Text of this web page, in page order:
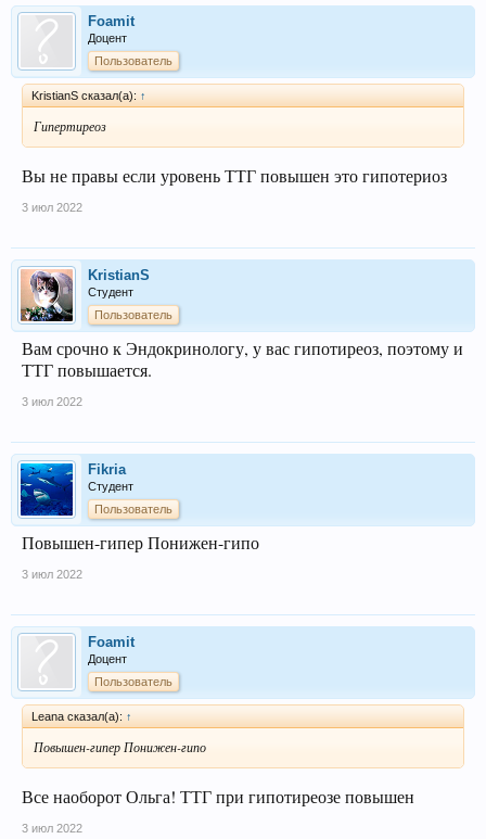
Foamit
Доцент
Пользователь
KristianS сказал(а): ↑
Гипертиреоз
Вы не правы если уровень ТТГ повышен это гипотериоз
3 июл 2022
KristianS
Студент
Пользователь
Вам срочно к Эндокринологу, у вас гипотиреоз, поэтому и
ТТГ повышается.
3 июл 2022
Fikria
Студент
Пользователь
Повышен-гипер Понижен-гипо
3 июл 2022
Foamit
Доцент
Пользователь
Leana сказал(а): ↑
Повышен-гипер Понижен-гипо
Все наоборот Ольга! ТТГ при гипотиреозе повышен
3 июл 2022